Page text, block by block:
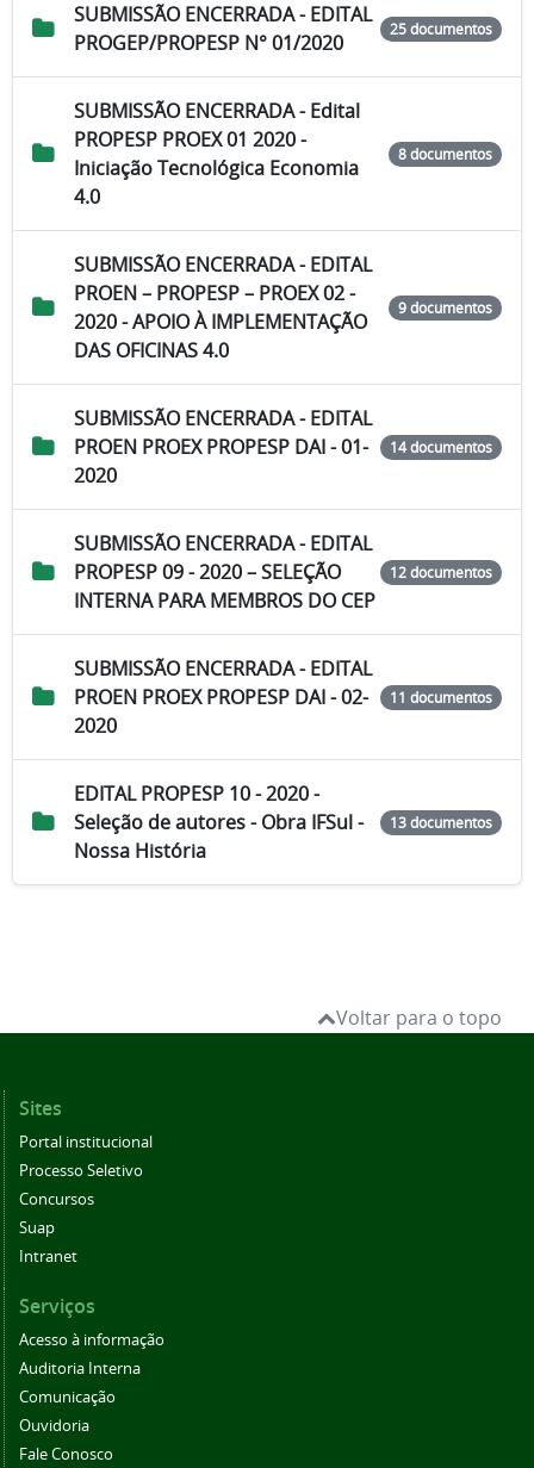
SUBMISSÃO ENCERRADA - EDITAL
PROGEP/PROPESP N° 01/2020
25 documentos
SUBMISSÃO ENCERRADA - Edital
PROPESP PROEX 01 2020 -
Iniciação Tecnológica Economia
4.0
8 documentos
SUBMISSÃO ENCERRADA - EDITAL
PROEN – PROPESP – PROEX 02 -
2020 - APOIO À IMPLEMENTAÇÃO
DAS OFICINAS 4.0
9 documentos
SUBMISSÃO ENCERRADA - EDITAL
PROEN PROEX PROPESP DAI - 01-
2020
14 documentos
SUBMISSÃO ENCERRADA - EDITAL
PROPESP 09 - 2020 – SELEÇÃO
INTERNA PARA MEMBROS DO CEP
12 documentos
SUBMISSÃO ENCERRADA - EDITAL
PROEN PROEX PROPESP DAI - 02-
2020
11 documentos
EDITAL PROPESP 10 - 2020 -
Seleção de autores - Obra IFSul -
Nossa História
13 documentos
Voltar para o topo
Sites
Portal institucional
Processo Seletivo
Concursos
Suap
Intranet
Serviços
Acesso à informação
Auditoria Interna
Comunicação
Ouvidoria
Fale Conosco